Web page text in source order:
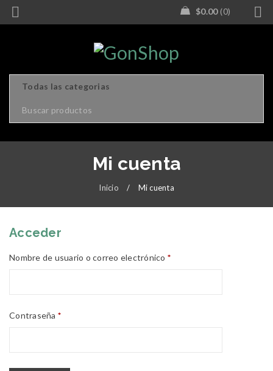
$0.00 0
Mi cuenta
Inicio / Mi cuenta
Acceder
Nombre de usuario o correo electrónico *
Contraseña *